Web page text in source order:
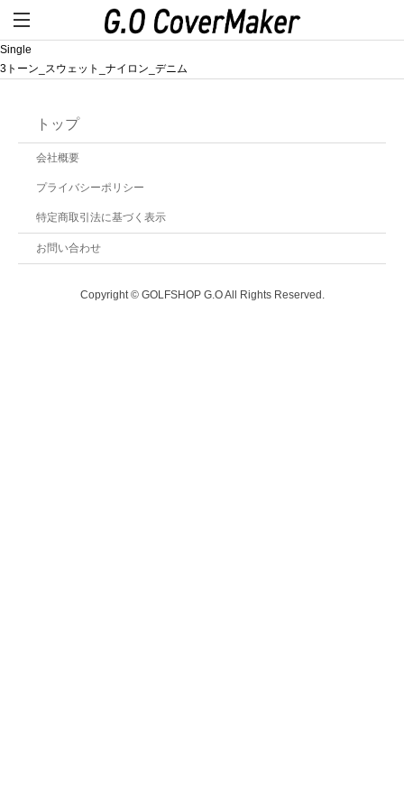
Single
3トーン_スウェット_ナイロン_デニム
トップ
会社概要
プライバシーポリシー
特定商取引法に基づく表示
お問い合わせ
Copyright © GOLFSHOP G.O All Rights Reserved.